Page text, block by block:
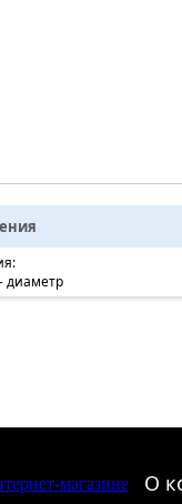
- диаметр
О